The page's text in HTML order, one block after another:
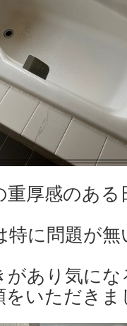
厚感のあ
特に問題が
があり気に
をいただきま